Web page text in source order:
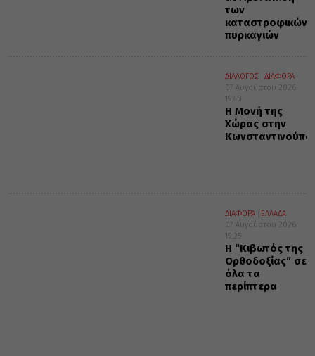
των
καταστροφικών
πυρκαγιών
ΔΙΑΛΟΓΟΣ
ΔΙΑΦΟΡΑ
07 Αυγούστου 2026
19:40
Η Μονή της
Χώρας στην
ΔΙΑΦΟΡΑ
ΕΛΛΑΔΑ
07 Αυγούστου 2026
19:25
Η “Κιβωτός της
Ορθοδοξίας” σε
όλα τα
περίπτερα